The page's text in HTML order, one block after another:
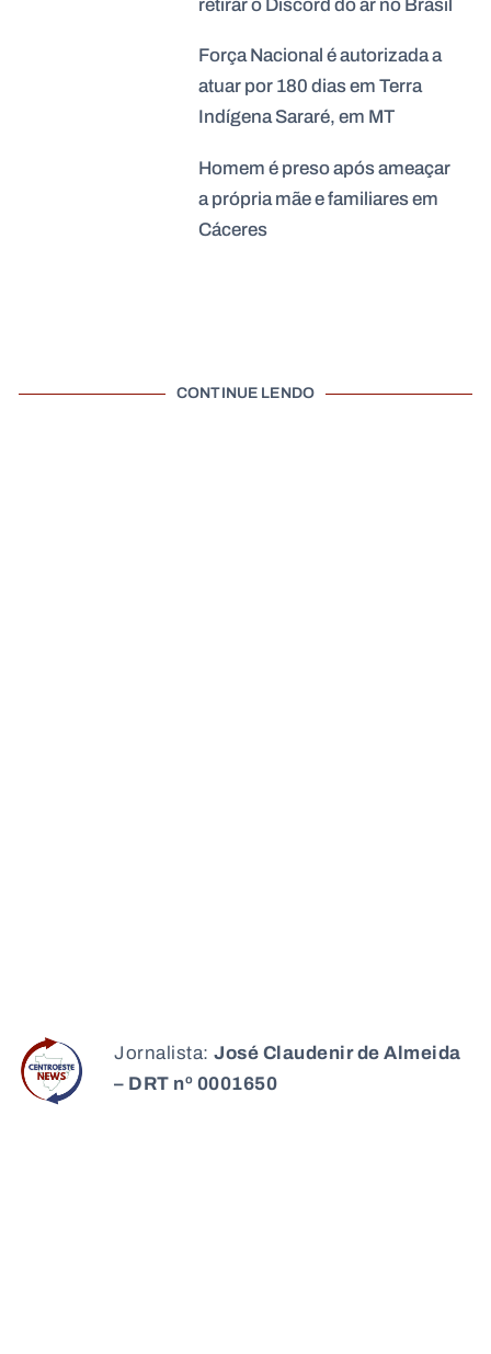
retirar o Discord do ar no Brasil
Força Nacional é autorizada a
atuar por 180 dias em Terra
Indígena Sararé, em MT
Homem é preso após ameaçar
a própria mãe e familiares em
Cáceres
CONTINUE LENDO
Jornalista: José Claudenir de Almeida
– DRT nº 0001650